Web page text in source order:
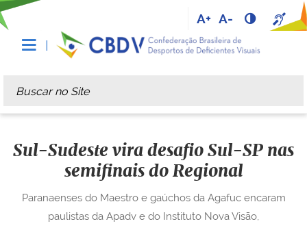
A+ A-
Busca
Busca Avançada…
Sul-Sudeste vira desafio Sul-SP nas
semifinais do Regional
Paranaenses do Maestro e gaúchos da Agafuc encaram
paulistas da Apadv e do Instituto Nova Visão,